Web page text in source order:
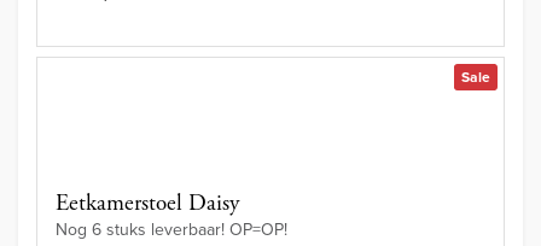
Sale
Eetkamerstoel Daisy
Nog 6 stuks leverbaar! OP=OP!